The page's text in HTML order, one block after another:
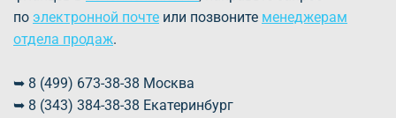
по электронной почте или позвоните менеджерам
отдела продаж.
➥ 8 (499) 673-38-38 Москва
➥ 8 (343) 384-38-38 Екатеринбург